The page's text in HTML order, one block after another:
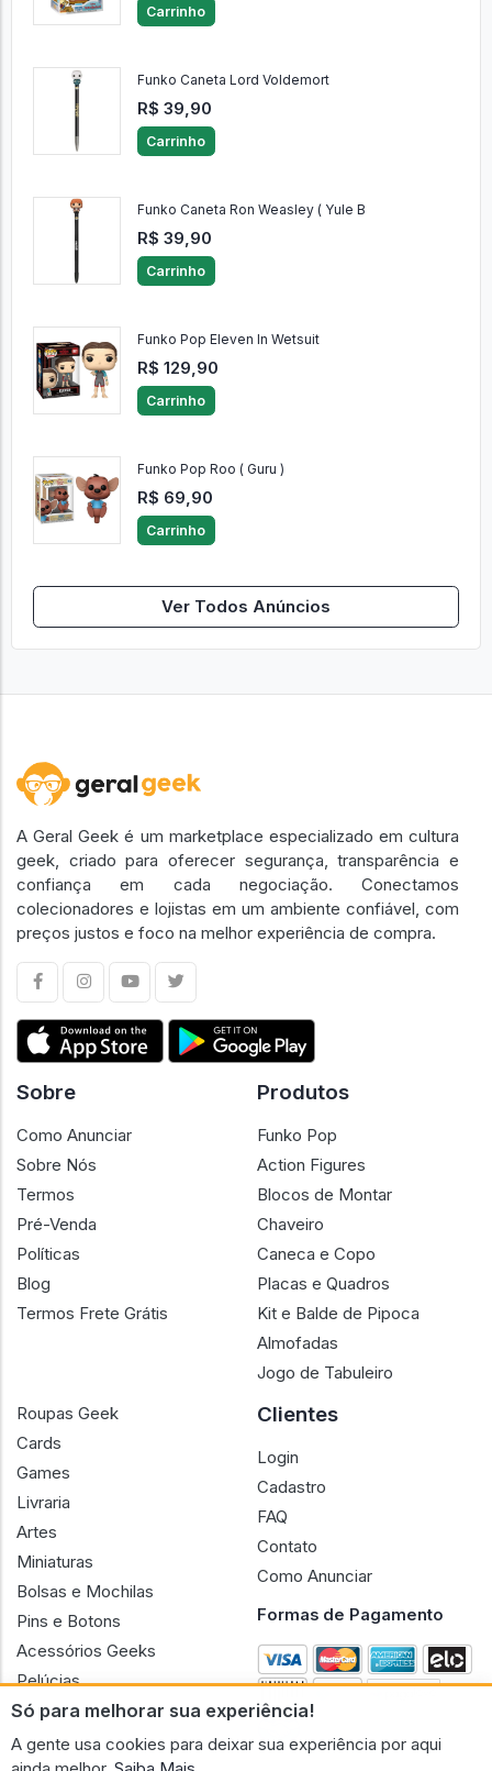
Carrinho
Funko Caneta Lord Voldemort
R$ 39,90
Carrinho
Funko Caneta Ron Weasley ( Yule B
R$ 39,90
Carrinho
Funko Pop Eleven In Wetsuit
R$ 129,90
Carrinho
Funko Pop Roo ( Guru )
R$ 69,90
Carrinho
Ver Todos Anúncios
Só para melhorar sua experiência!
A gente usa cookies para deixar sua experiência por aqui
A Geral Geek é um marketplace especializado em cultura
geek, criado para oferecer segurança, transparência e
confiança em cada negociação. Conectamos
colecionadores e lojistas em um ambiente confiável, com
preços justos e foco na melhor experiência de compra.
Sobre
Como Anunciar
Sobre Nós
Termos
Pré-Venda
Políticas
Blog
Termos Frete Grátis
Produtos
Funko Pop
Action Figures
Blocos de Montar
Chaveiro
Caneca e Copo
Placas e Quadros
Kit e Balde de Pipoca
Almofadas
Jogo de Tabuleiro
Roupas Geek
Cards
Games
Livraria
Artes
Miniaturas
Bolsas e Mochilas
Pins e Botons
Acessórios Geeks
Pelúcias
Bonecas
Clientes
Login
Cadastro
FAQ
Contato
Como Anunciar
Formas de Pagamento